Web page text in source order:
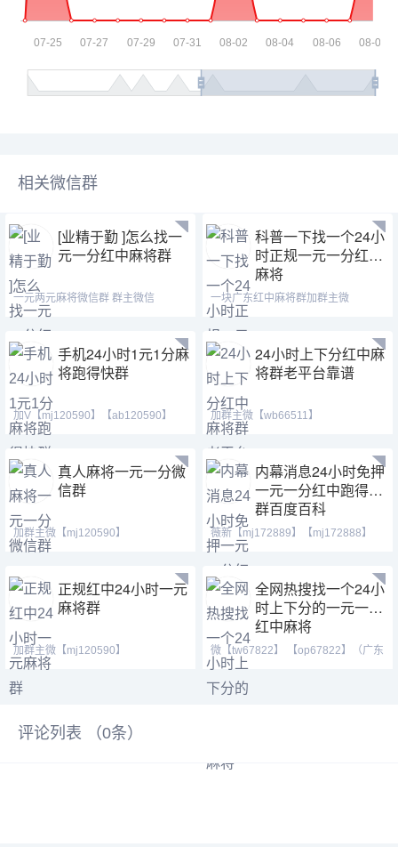
相关微信群
[业精于勤 ]怎么找一
元一分红中麻将群
一元两元麻将微信群 群主微信
【dn511884】 【dn51188
科普一下找一个24小
时正规一元一分红中
麻将
一块广东红中麻将群加群主微
【ab120590】【mj120590】
手机24小时1元1分麻
将跑得快群
加V【mj120590】【ab120590】
【hf420624】七年靠谱老
24小时上下分红中麻
将群老平台靠谱
加群主微【wb66511】
【wb887131】安全指数：绿色、真
实
真人麻将一元一分微
信群
加群主微【mj120590】
【ab120590】【mj191717】安全指
内幕消息24小时免押
一元一分红中跑得快
群百度百科
薇新【mj172889】【mj172888】
【mj172887】红中做鬼百
正规红中24小时一元
麻将群
加群主微【mj120590】
【ab120590】【mj191717】（十五
张
全网热搜找一个24小
时上下分的一元一分
红中麻将
微【tw67822】 【op67822】（广东
一元一分红中癞子爆炸
评论列表 （0条）